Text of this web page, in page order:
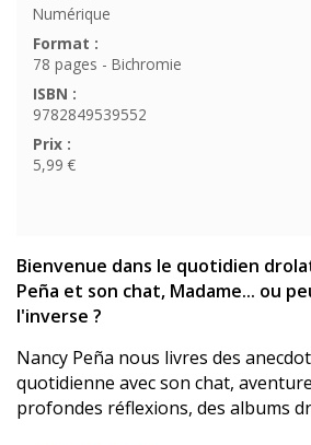
Numérique
Format :
78 pages - Bichromie
ISBN :
9782849539552
Prix :
5,99 €
Bienvenue dans le quotidien
Peña et son chat, Madame... ou
l'inverse ?
Nancy Peña nous livres des
quotidienne avec son chat,
profondes réflexions, des albums